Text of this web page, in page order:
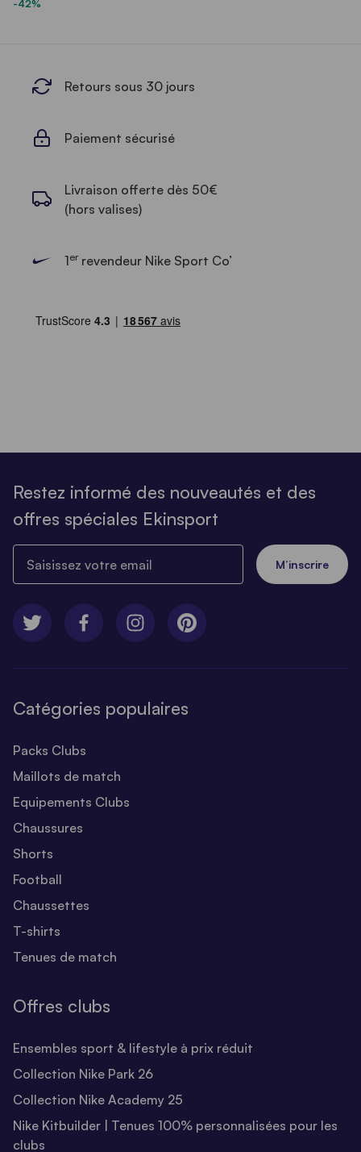
-42%
Retours sous 30 jours
Paiement sécurisé
Livraison offerte dès 50€
(hors valises)
1errevendeur Nike Sport Co’
Restez informé des nouveautés et des
offres spéciales Ekinsport
M’inscrire
Catégories populaires
Packs Clubs
Maillots de match
Equipements Clubs
Chaussures
Shorts
Football
Chaussettes
T-shirts
Tenues de match
Offres clubs
Ensembles sport & lifestyle à prix réduit
Collection Nike Park 26
Collection Nike Academy 25
Nike Kitbuilder | Tenues 100% personnalisées pour les
clubs